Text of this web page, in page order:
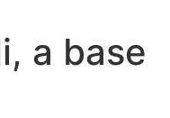
a base